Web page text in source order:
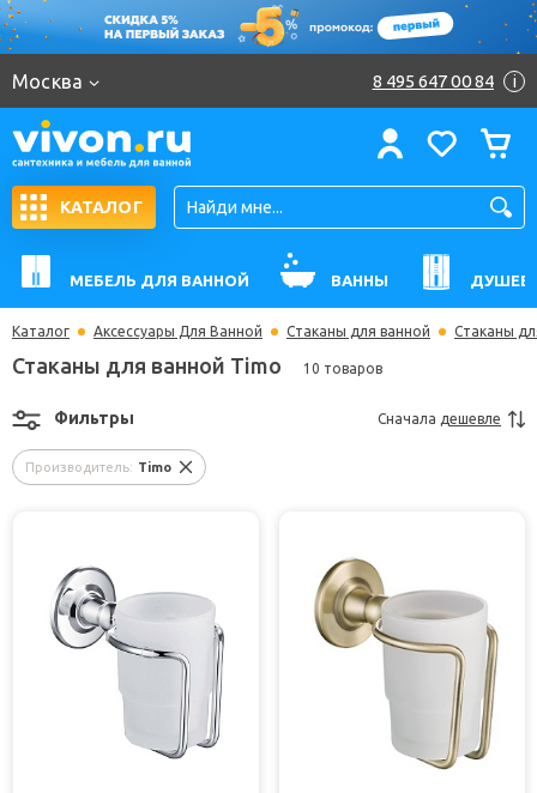
Москва 8 495 647 00 84 i
КАТАЛОГ
МЕБЕЛЬ ДЛЯ ВАННОЙ ВАННЫ
Каталог Аксессуары Для Ванной Стаканы для ванной Стаканы
Стаканы для ванной Timo 10 товаров
Производитель: Timo
Фильтры Сначала дешевле